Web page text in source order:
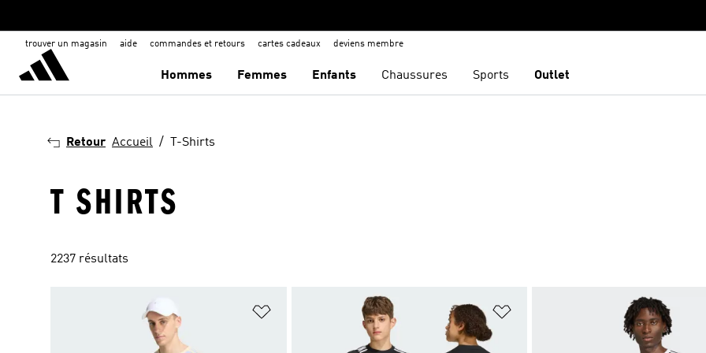
trouver un magasin aide commandes et retours cartes cadeaux deviens membre
Hommes Femmes Enfants Chaussures Sports Outlet
Retour Accueil T-Shirts
T SHIRTS
2237 résultats
Ajouter à la Liste de produits favoris Ajouter à la Liste de produits